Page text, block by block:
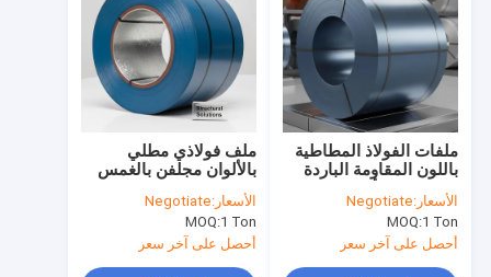
ملف فولاذي مطلي
بالألوان مجلفن بالغمس
الساخن مع طلاء خلفي
وطلاء أساسي مضاد
للتآكل للحلول الهيكلية
الأسعار:Negotiate
MOQ:1 Ton
أحصل على آخر سعر
ملفات الفولاذ المطاطية
باللون المقاومة الباردة
مثالية في الأجهزة
السيارات والبناء توفير
الحماية من التآكل
الأسعار:Negotiate
MOQ:1 Ton
أحصل على آخر سعر